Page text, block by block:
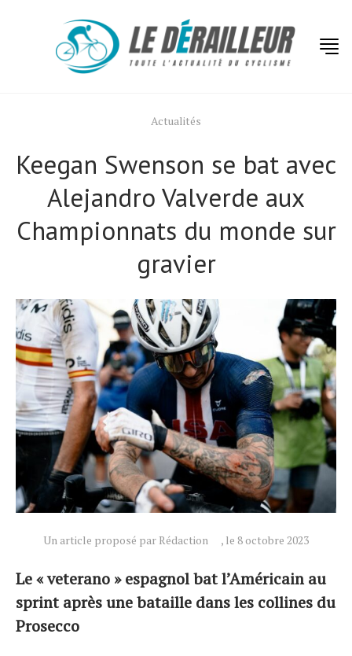
Actualités
Keegan Swenson se bat avec
Alejandro Valverde aux
Championnats du monde sur
gravier
Un article proposé par Rédaction , le 8 octobre 2023
Le « veterano » espagnol bat l’Américain au
sprint après une bataille dans les collines du
Prosecco